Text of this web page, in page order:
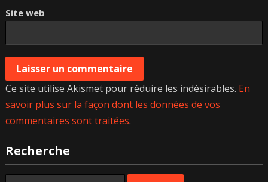
Site web
Ce site utilise Akismet pour réduire les indésirables. En
savoir plus sur la façon dont les données de vos
commentaires sont traitées.
Recherche